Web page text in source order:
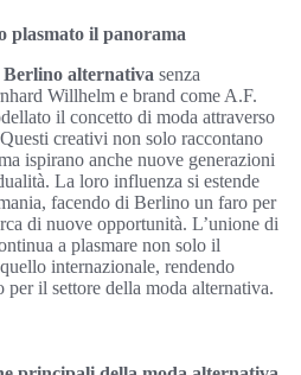
plasmato il panorama
Berlino alternativa senza
Willhelm e brand come A.F.
il concetto di moda attraverso
creativi non solo raccontano
ispirano anche nuove generazioni
La loro influenza si estende
facendo di Berlino un faro per
di nuove opportunità. L’unione di
a plasmare non solo il
internazionale, rendendo
il settore della moda alternativa.